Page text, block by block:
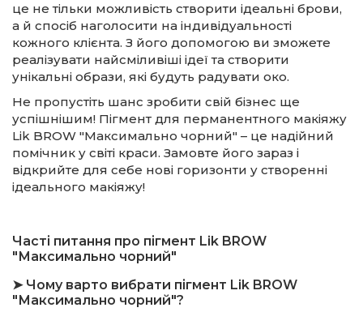
це не тільки можливість створити ідеальні брови,
а й спосіб наголосити на індивідуальності
кожного клієнта. З його допомогою ви зможете
реалізувати найсміливіші ідеї та створити
унікальні образи, які будуть радувати око.
Не пропустіть шанс зробити свій бізнес ще
успішнішим! Пігмент для перманентного макіяжу
Lik BROW "Максимально чорний" – це надійний
помічник у світі краси. Замовте його зараз і
відкрийте для себе нові горизонти у створенні
ідеального макіяжу!
Часті питання про пігмент Lik BROW
"Максимально чорний"
➤ Чому варто вибрати пігмент Lik BROW
"Максимально чорний"?